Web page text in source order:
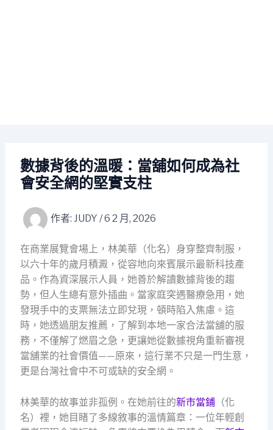
數據背後的溫暖：當舖如何成為社
會安全網的堅實支柱
作者: JUDY /6 2 月, 2026
在商業展覽會場上，林美華（化名）身穿整齊制服，
以六十年的歲月積澱，從容地向來賓展示最新科技產
品。作為資深展示人員，她善於解讀數據背後的趨
勢，但人生總有意外插曲。當家庭突遇醫療急用，她
發現手中的支票無法立即兌現，頓時陷入焦慮。這
時，她透過朋友推薦，了解到本地一家合法當舖的服
務，不僅解了燃眉之急，更讓她從數據視角重新審視
當舖業的社會價值——原來，這行業不只是一門生意，
更是台灣社會中不可或缺的安全網。
林美華的故事並非孤例。在她前往的新市當鋪（化
名）裡，她目睹了多線敘事的溫情篇章：一位年輕創